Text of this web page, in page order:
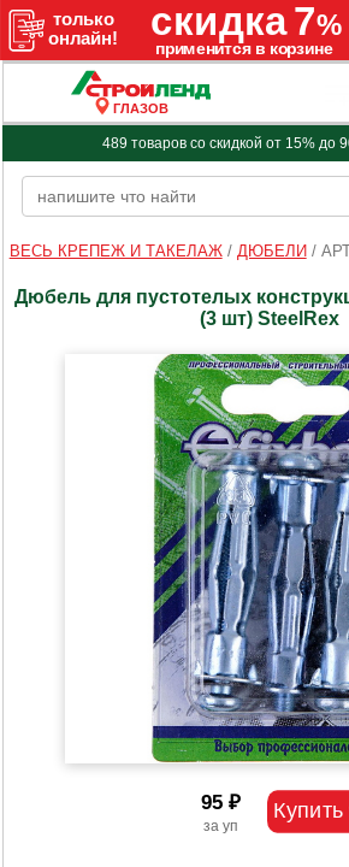
ГЛАЗОВ
489 товаров со скидкой от 15% до
ВЕСЬ КРЕПЕЖ И ТАКЕЛАЖ/ ДЮБЕЛИ /
Дюбель для пустотелых
(3 шт) SteelRex
95 ₽